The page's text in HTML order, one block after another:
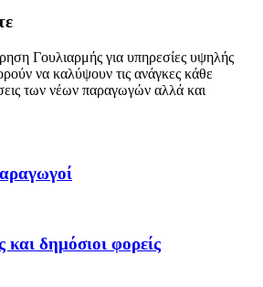
Γουλιαρμής για υπηρεσίες υψηλής
να καλύψουν τις ανάγκες κάθε
των νέων παραγωγών αλλά και
και δημόσιοι φορείς